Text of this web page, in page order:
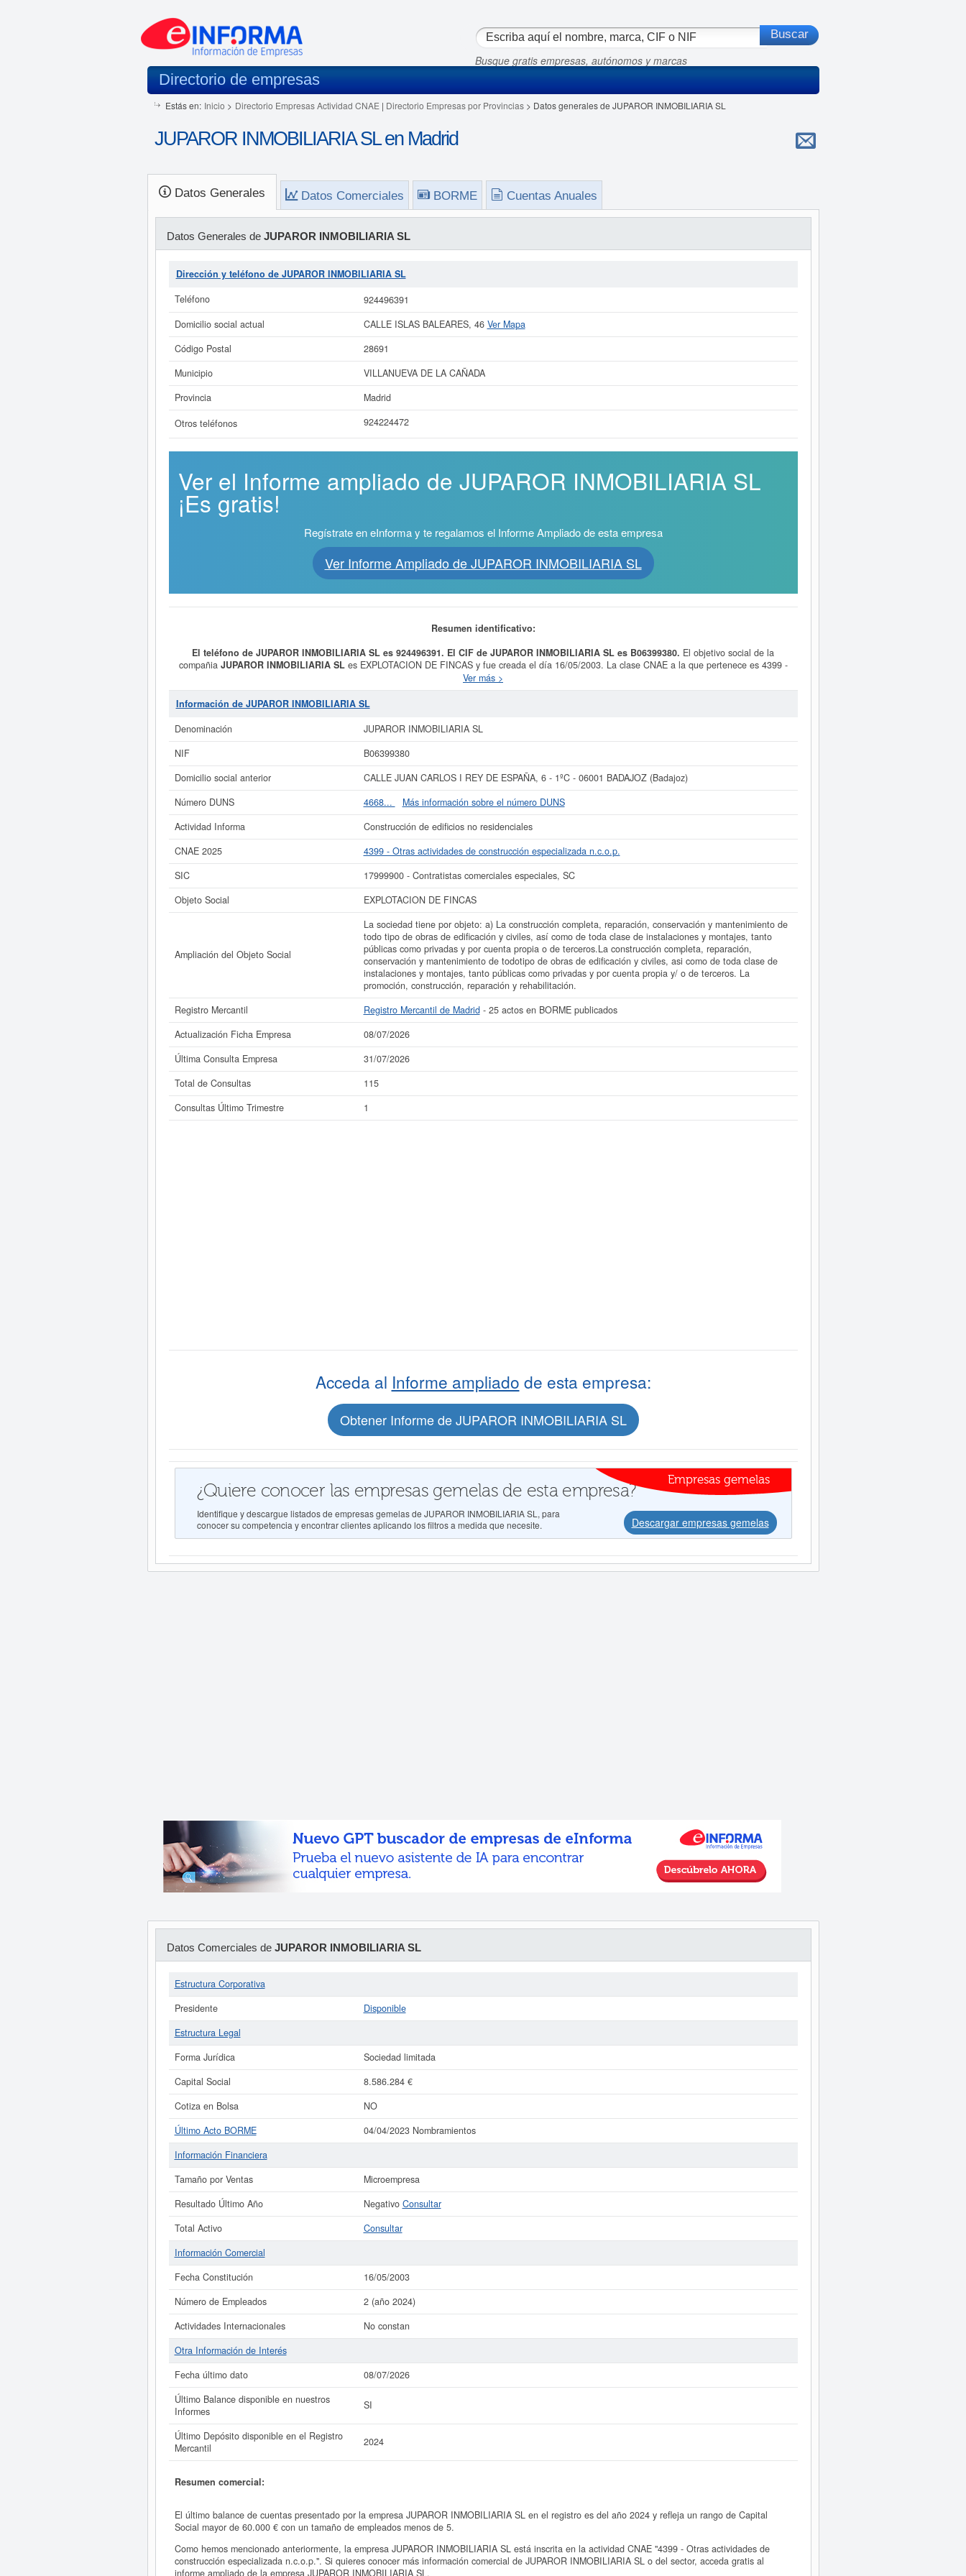
Busque gratis empresas, autónomos y marcas
Directorio de empresas
Estás en: Inicio > Directorio Empresas Actividad CNAE | Directorio Empresas por Provincias> Datos generales de JUPAROR INMOBILIARIA SL
JUPAROR INMOBILIARIA SL en Madrid
Datos Generales Datos Comerciales BORME Cuentas Anuales
Datos Generales de JUPAROR INMOBILIARIA SL
Dirección y teléfono de JUPAROR INMOBILIARIA SL
Teléfono
924496391
Domicilio social actual
CALLE ISLAS BALEARES, 46 Ver Mapa
Código Postal
28691
Municipio
VILLANUEVA DE LA CAÑADA
Provincia
Madrid
Otros teléfonos
924224472
Ver el Informe ampliado de JUPAROR INMOBILIARIA SL
¡Es gratis!
Regístrate en eInforma y te regalamos el Informe Ampliado de esta empresa
Ver Informe Ampliado de JUPAROR INMOBILIARIA SL
Resumen identificativo:
El teléfono de JUPAROR INMOBILIARIA SL es 924496391. El CIF de JUPAROR INMOBILIARIA SL es B06399380. El objetivo social de la
compañia JUPAROR INMOBILIARIA SLes EXPLOTACION DE FINCAS y fue creada el día 16/05/2003. La clase CNAE a la que pertenece es 4399 -
Otras actividades de construcción especializada n.c.o.p.. El número deJUPAROR INMOBILIARIA SL
empresaJUPAROR INMOBILIARIA SLcuenta con un total de 2. Esta empresa acumula 115 consultas, la última se ha producido el 31/07/2026.
Consulte en esta página las subvenciones que esta empresa y las relacionadas de su sector pueden optar. La cifra aproximada del capital social de
Mercantil.
Si está interesado en conocer más datos de la empresa JUPAROR INMOBILIARIA SL puede
JUPAROR INMOBILIARIA SL y consultar los resultados de sus años de actividad, así como los balances y cuentas de resultados disponibles.
La última actualización del informe de empresa se ha realizado el 08/07/2026.
Ver más >
Información de JUPAROR INMOBILIARIA SL
Denominación
JUPAROR INMOBILIARIA SL
NIF
B06399380
Domicilio social anterior
CALLE JUAN CARLOS I REY DE ESPAÑA, 6 - 1ºC - 06001 BADAJOZ (Badajoz)
Número DUNS
4668...
Más información sobre el número DUNS
Actividad Informa
Construcción de edificios no residenciales
CNAE 2025
4399 - Otras actividades de construcción especializada n.c.o.p.
SIC
17999900 - Contratistas comerciales especiales, SC
Objeto Social
EXPLOTACION DE FINCAS
Ampliación del Objeto Social
La sociedad tiene por objeto: a) La construcción completa, reparación, conservación y mantenimiento de
todo tipo de obras de edificación y civiles, así como de toda clase de instalaciones y montajes, tanto
públicas como privadas y por cuenta propia o de terceros.La construcción completa, reparación,
conservación y mantenimiento de todotipo de obras de edificación y civiles, asi como de toda clase de
instalaciones y montajes, tanto públicas como privadas y por cuenta propia y/ o de terceros. La
promoción, construcción, reparación y rehabilitación.
Registro Mercantil
Registro Mercantil de Madrid- 25 actos en BORME publicados
Actualización Ficha Empresa
08/07/2026
Última Consulta Empresa
31/07/2026
Total de Consultas
115
Consultas Último Trimestre
1
Acceda al Informe ampliado de esta empresa:
Obtener Informe de JUPAROR INMOBILIARIA SL
Empresas gemelas
¿Quiere conocer las empresas gemelas de esta empresa?
Identifique y descargue listados de empresas gemelas de JUPAROR INMOBILIARIA SL, para
conocer su competencia y encontrar clientes aplicando los filtros a medida que necesite.
Descargar empresas gemelas
Datos Comerciales de JUPAROR INMOBILIARIA SL
Estructura Corporativa
Presidente
Disponible
Estructura Legal
Forma Jurídica
Sociedad limitada
Capital Social
8.586.284 €
Cotiza en Bolsa
NO
Último Acto BORME
04/04/2023 Nombramientos
Información Financiera
Tamaño por Ventas
Microempresa
Resultado Último Año
Negativo Consultar
Total Activo
Consultar
Información Comercial
Fecha Constitución
16/05/2003
Número de Empleados
2 (año 2024)
Actividades Internacionales
No constan
Otra Información de Interés
Fecha último dato
08/07/2026
Último Balance disponible en nuestros
Informes
SI
Último Depósito disponible en el Registro
Mercantil
2024
Resumen comercial:
El último balance de cuentas presentado por la empresa JUPAROR INMOBILIARIA SL en el registro es del año 2024 y refleja un rango de Capital
Social mayor de 60.000 € con un tamaño de empleados menos de 5.
Como hemos mencionado anteriormente, la empresa JUPAROR INMOBILIARIA SL está inscrita en la actividad CNAE "4399 - Otras actividades de
construcción especializada n.c.o.p.". Si quieres conocer más información comercial de JUPAROR INMOBILIARIA SL o del sector, acceda gratis al
informe ampliado de la empresa JUPAROR INMOBILIARIA SL.